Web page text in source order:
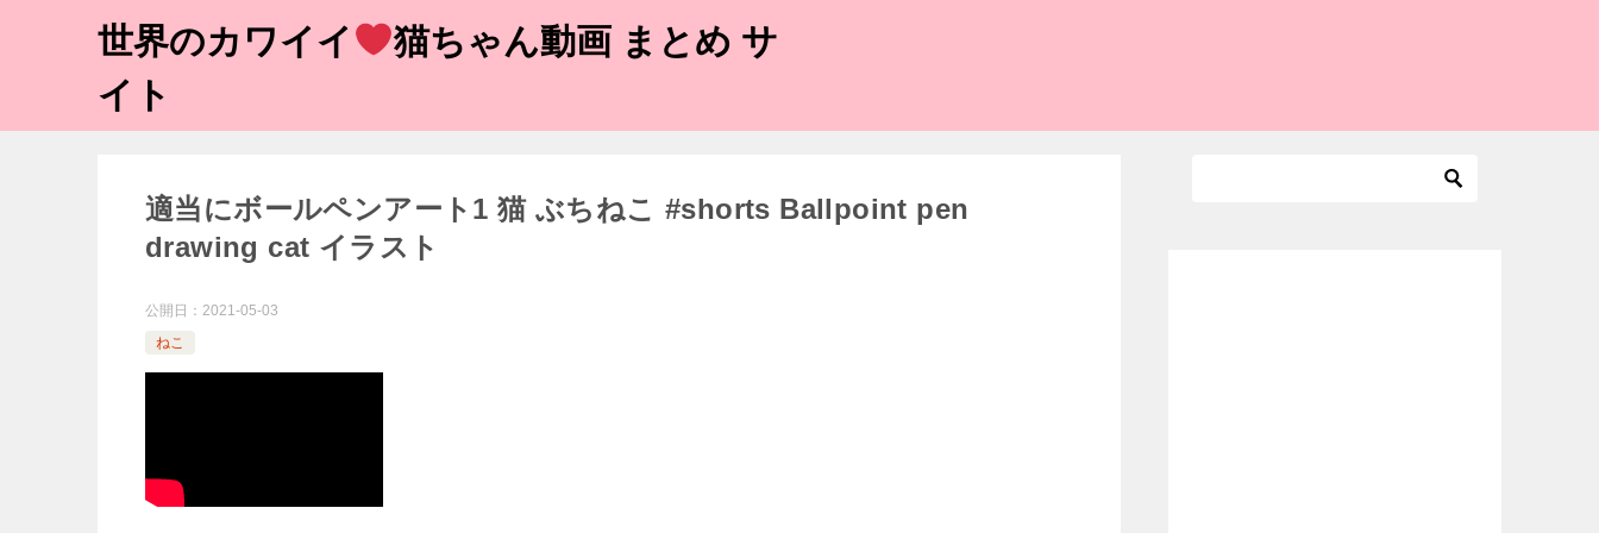
世界のカワイイ
猫ちゃん動画 まとめ サ
イト
適当にボールペンアート1 猫 ぶちねこ #shorts Ballpoint pen
drawing cat イラスト
公開日： 2021-05-03
ねこ